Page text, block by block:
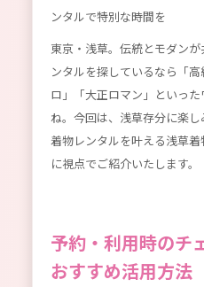
ンタルで特別な時間を
東京・浅草。伝統とモダン
ンタルを探しているなら「
ロ」「大正ロマン」といっ
ね。今回は、浅草存分に楽
着物レンタルを叶える浅草
に視点でご紹介いたします。
予約・利用時のチ
おすすめ活用方法